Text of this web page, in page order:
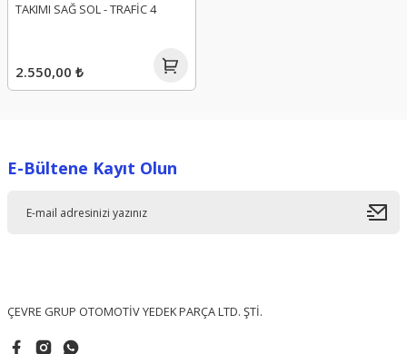
TAKIMI SAĞ SOL - TRAFİC 4
2.550,00 ₺
E-Bültene Kayıt Olun
ÇEVRE GRUP OTOMOTİV YEDEK PARÇA LTD. ŞTİ.